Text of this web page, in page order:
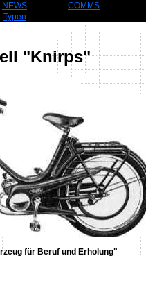
NEWS
COMMS
Typen
"Knirps"
für Beruf und Erholung"